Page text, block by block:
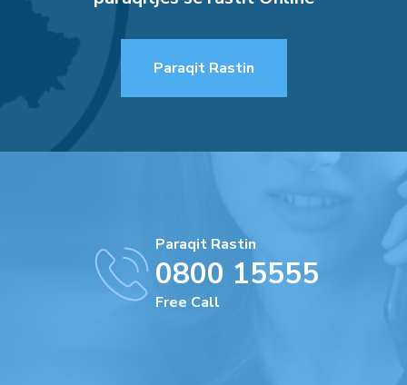
Paraqit Rastin
Paraqit Rastin
0800 15555
Free Call